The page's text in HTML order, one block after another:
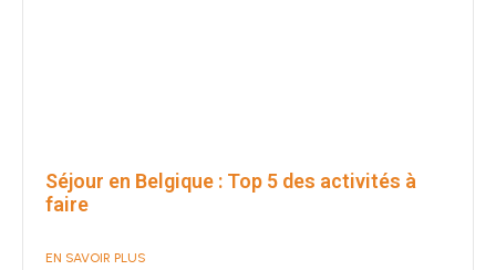
Séjour en Belgique : Top 5 des activités à
faire
EN SAVOIR PLUS